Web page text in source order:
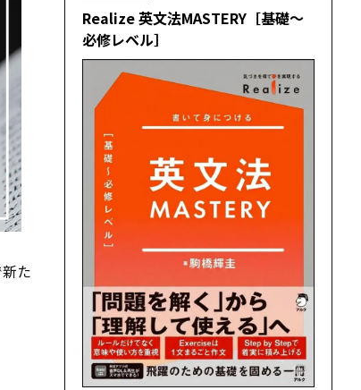
た
Realize 英文法MASTERY［基礎～
必修レベル］